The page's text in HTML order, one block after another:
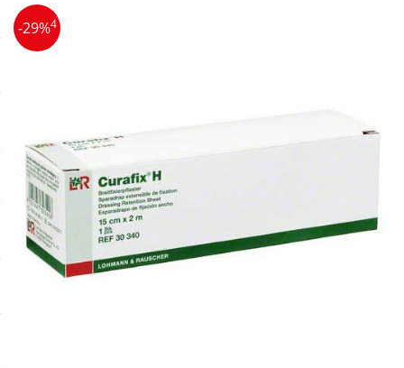
ÜBERSICHT AKTIONEN
Neuheiten
Sale
Schnäppchen
ÜBERSICHT KATEGORIEN
Diabetes
Körperpflege & Kosmetik
Liebe & Erotik
-29%4